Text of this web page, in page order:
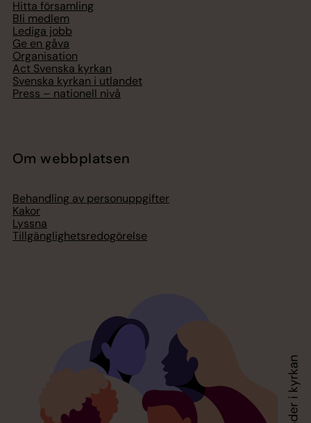
Hitta församling
Bli medlem
Lediga jobb
Ge en gåva
Organisation
Act Svenska kyrkan
Svenska kyrkan i utlandet
Press – nationell nivå
Om webbplatsen
Behandling av personuppgifter
Kakor
Lyssna
Tillgänglighetsredogörelse